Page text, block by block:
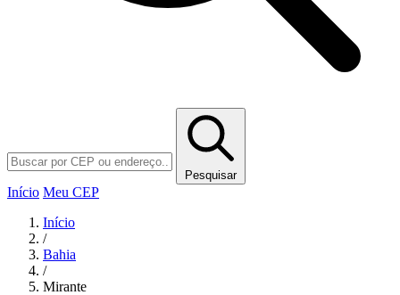
Pesquisar
Início Meu CEP
Início
/
Bahia
/
Mirante